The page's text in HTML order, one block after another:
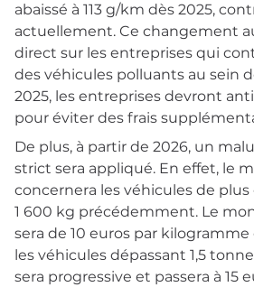
abaissé à 113 g/km dès 2025,
actuellement. Ce changement
direct sur les entreprises qui
des véhicules polluants au sein
2025, les entreprises devront
pour éviter des frais
De plus, à partir de 2026, un
strict sera appliqué. En effet, le
concernera les véhicules de plus
1 600 kg précédemment. Le
sera de 10 euros par
les véhicules dépassant 1,5
sera progressive et passera à 15